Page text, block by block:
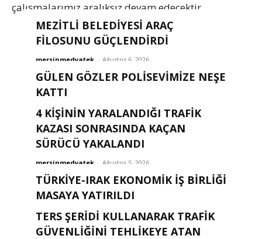
çalışmalarımız aralıksız devam edecektir.
MEZİTLİ BELEDİYESİ ARAÇ
FİLOSUNU GÜÇLENDİRDİ
mersinmedyatek - Ağustos 6, 2026
GÜLEN GÖZLER POLISEVIMIZE NEŞE
KATTI
mersinmedyatek - Ağustos 6, 2026
4 KİŞİNİN YARALANDIĞI TRAFİK
KAZASI SONRASINDA KAÇAN
SÜRÜCÜ YAKALANDI
mersinmedyatek - Ağustos 5, 2026
TÜRKIYE-IRAK EKONOMIK İŞ BIRLIĞI
MASAYA YATIRILDI
mersinmedyatek - Ağustos 2, 2026
TERS ŞERİDİ KULLANARAK TRAFİK
GÜVENLİĞİNİ TEHLİKEYE ATAN